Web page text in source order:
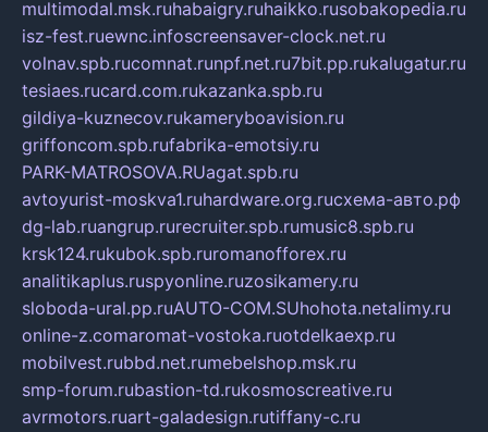
multimodal.msk.ruhabaigry.ruhaikko.rusobakopedia.ru
isz-fest.ruewnc.infoscreensaver-clock.net.ru
volnav.spb.rucomnat.runpf.net.ru7bit.pp.rukalugatur.ru
tesiaes.rucard.com.rukazanka.spb.ru
gildiya-kuznecov.rukameryboavision.ru
griffoncom.spb.rufabrika-emotsiy.ru
PARK-MATROSOVA.RUagat.spb.ru
avtoyurist-moskva1.ruhardware.org.ruсхема-авто.рф
dg-lab.ruangrup.rurecruiter.spb.rumusic8.spb.ru
krsk124.rukubok.spb.ruromanofforex.ru
analitikaplus.ruspyonline.ruzosikamery.ru
sloboda-ural.pp.ruAUTO-COM.SUhohota.netalimy.ru
online-z.comaromat-vostoka.ruotdelkaexp.ru
mobilvest.rubbd.net.rumebelshop.msk.ru
smp-forum.rubastion-td.rukosmoscreative.ru
avrmotors.ruart-galadesign.rutiffany-c.ru